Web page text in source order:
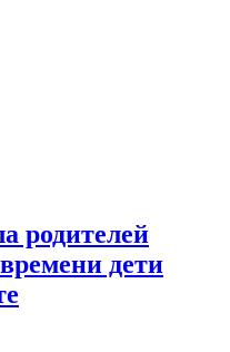
родителей
дети